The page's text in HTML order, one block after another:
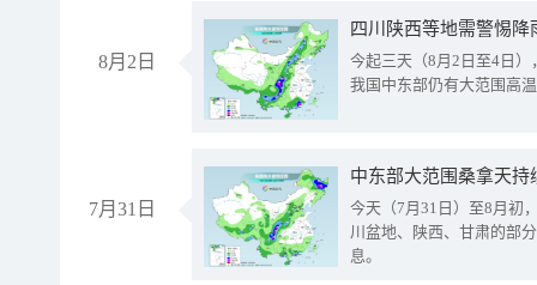
8月2日
今起三天（8月2日至4日
我国中东部仍有大范围高
7月31日
中东部大范围桑拿天
今天（7月31日）至8月初
川盆地、陕西、甘肃的部
息。